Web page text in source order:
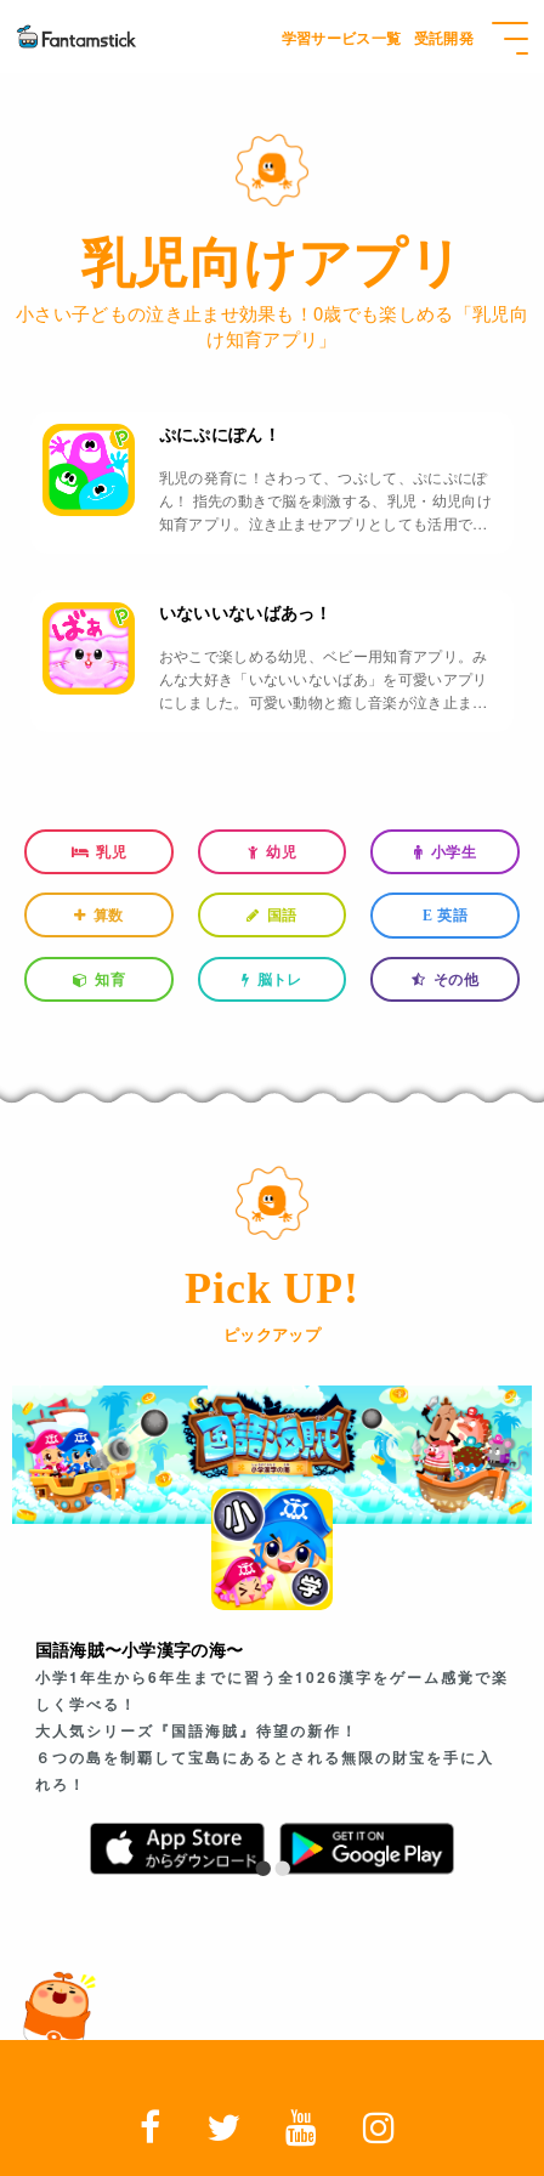
学習サービス一覧 受託開発
乳児向けアプリ
小さい子どもの泣き止ませ効果も！0歳でも楽しめる「乳児向
け知育アプリ」
ぷにぷにぽん！
乳児の発育に！さわって、つぶして、ぷにぷにぽ
ん！ 指先の動きで脳を刺激する、乳児・幼児向け
知育アプリ。泣き止ませアプリとしても活用でき
いないいないばあっ！
おやこで楽しめる幼児、ベビー用知育アプリ。み
んな大好き「いないいないばあ」を可愛いアプリ
にしました。可愛い動物と癒し音楽が泣き止ませ
乳児 幼児 小学生
算数 国語 E 英語
知育 脳トレ その他
Pick UP!
ピックアップ
国語海賊〜小学漢字の海〜
小学1年生から6年生までに習う全1026漢字をゲーム感覚で楽
しく学べる！
大人気シリーズ『国語海賊』待望の新作！
６つの島を制覇して宝島にあるとされる無限の財宝を手に入
れろ！
••